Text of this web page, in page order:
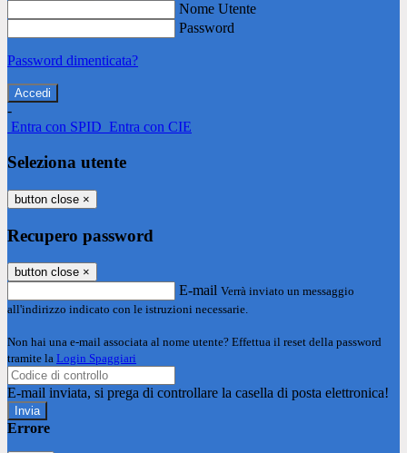
Nome Utente
Password
Password dimenticata?
-
Entra con SPID Entra con CIE
Seleziona utente
button close ×
Recupero password
button close ×
E-mail Verrà inviato un messaggio
all'indirizzo indicato con le istruzioni necessarie.
Non hai una e-mail associata al nome utente? Effettua il reset della password
tramite la Login Spaggiari
E-mail inviata, si prega di controllare la casella di posta elettronica!
Errore